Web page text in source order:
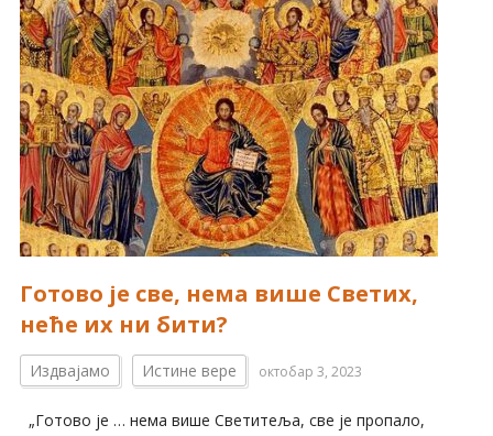
Готово је све, нема више Светих,
неће их ни бити?
Издвајамо Истине вере октобар 3, 2023
„Готово је … нема више Светитеља, све је пропало,